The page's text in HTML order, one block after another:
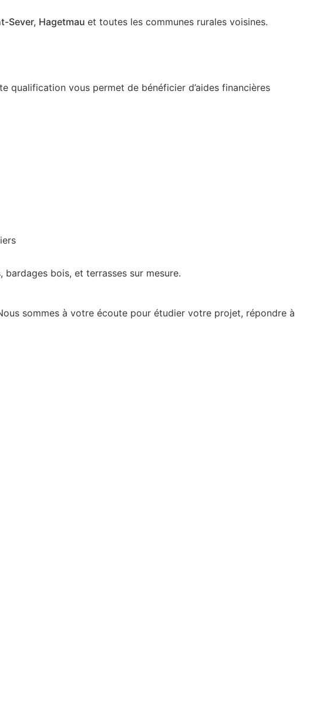
Sever, Hagetmau et toutes les communes rurales voisines.
qualification vous permet de bénéficier d’aides financières
bois, et terrasses sur mesure.
sommes à votre écoute pour étudier votre projet, répondre à